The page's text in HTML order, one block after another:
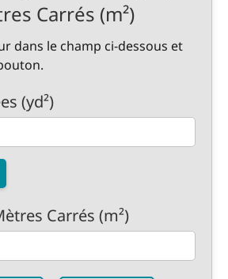
Carrés (m²)
dans le champ ci-dessous et
(yd²)
Carrés (m²)